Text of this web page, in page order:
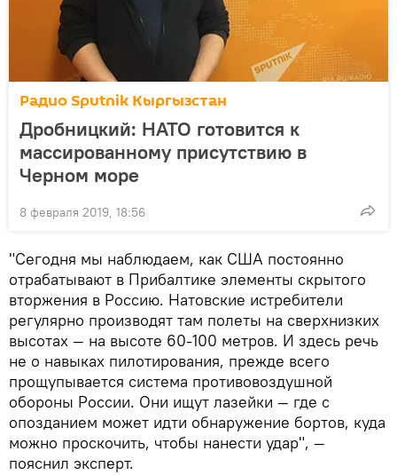
Радио Sputnik Кыргызстан
Дробницкий: НАТО готовится к
массированному присутствию в
Черном море
8 февраля 2019, 18:56
"Сегодня мы наблюдаем, как США постоянно
отрабатывают в Прибалтике элементы скрытого
вторжения в Россию. Натовские истребители
регулярно производят там полеты на сверхнизких
высотах — на высоте 60-100 метров. И здесь речь
не о навыках пилотирования, прежде всего
прощупывается система противовоздушной
обороны России. Они ищут лазейки — где с
опозданием может идти обнаружение бортов, куда
можно проскочить, чтобы нанести удар", —
пояснил эксперт.